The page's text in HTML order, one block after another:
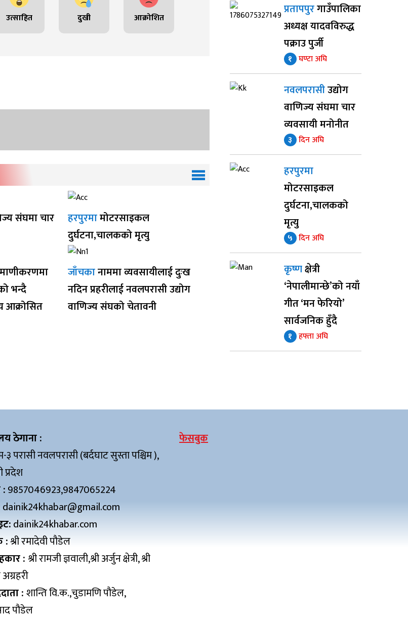
उत्साहित दुखी आक्रोशित
संघमा चार
हरपुरमामोटरसाइकल
दुर्घटना,चालकको मृत्यु
भन्दै
आक्रोसित
जाँचकानाममा व्यवसायीलाई दुःख
नदिन प्रहरीलाई नवलपरासी उद्योग
वाणिज्य संघको चेतावनी
प्रतापपुरगाउँपालिका
अध्यक्ष यादवविरुद्ध
पक्राउ पुर्जी
१ घण्टा अघि
नवलपरासीउद्योग
वाणिज्य संघमा चार
व्यवसायी मनोनीत
३ दिन अघि
हरपुरमा
मोटरसाइकल
दुर्घटना,चालकको
मृत्यु
५ दिन अघि
कृष्णक्षेत्री
‘नेपालीमान्छे’को नयाँ
गीत ‘मन फेरियो’
सार्वजनिक हुँदै
१ हफ्ता अघि
ठेगाना :
३ परासी नवलपरासी (बर्दघाट सुस्ता पश्चिम ),
प्रदेश
:9857046923,9847065224
dainik24khabar@gmail.com
dainik24khabar.com
:श्री रमादेवी पौडेल
:श्री रामजी ज्ञवाली,श्री अर्जुन क्षेत्री, श्री
:शान्ति वि.क.,चुडामणि पौडेल,
पौडेल
फेसबुक